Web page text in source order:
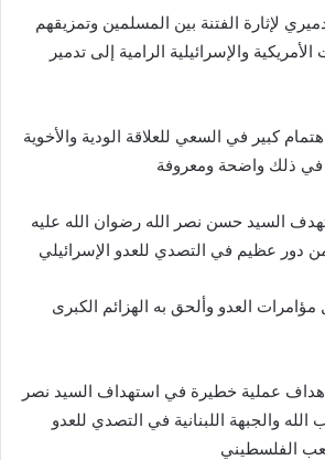
لإثارة الفتنة بين المسلمين وتمزيقهم
والإسرائيلية الرامية إلى تدمير
كبير في السعي للعلاقة الودية والأخوية
في ذلك واضحة ومعروفة
السيد حسن نصر الله رضوان الله عليه
دور عظيم في التصدي للعدو الإسرائيلي
العدو وألحق به الهزائم الكبرى
أهداف عملية خطيرة في استهداف السيد نصر
والجبهة اللبنانية في التصدي للعدو
الفلسطيني